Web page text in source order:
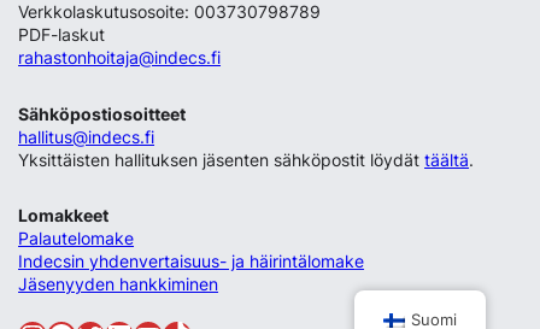
Verkkolaskutusosoite: 003730798789
PDF-laskut
rahastonhoitaja@indecs.fi
Sähköpostiosoitteet
hallitus@indecs.fi
Yksittäisten hallituksen jäsenten sähköpostit löydättäältä.
Lomakkeet
Palautelomake
Indecsin yhdenvertaisuus- ja häirintälomake
Jäsenyyden hankkiminen
Suomi